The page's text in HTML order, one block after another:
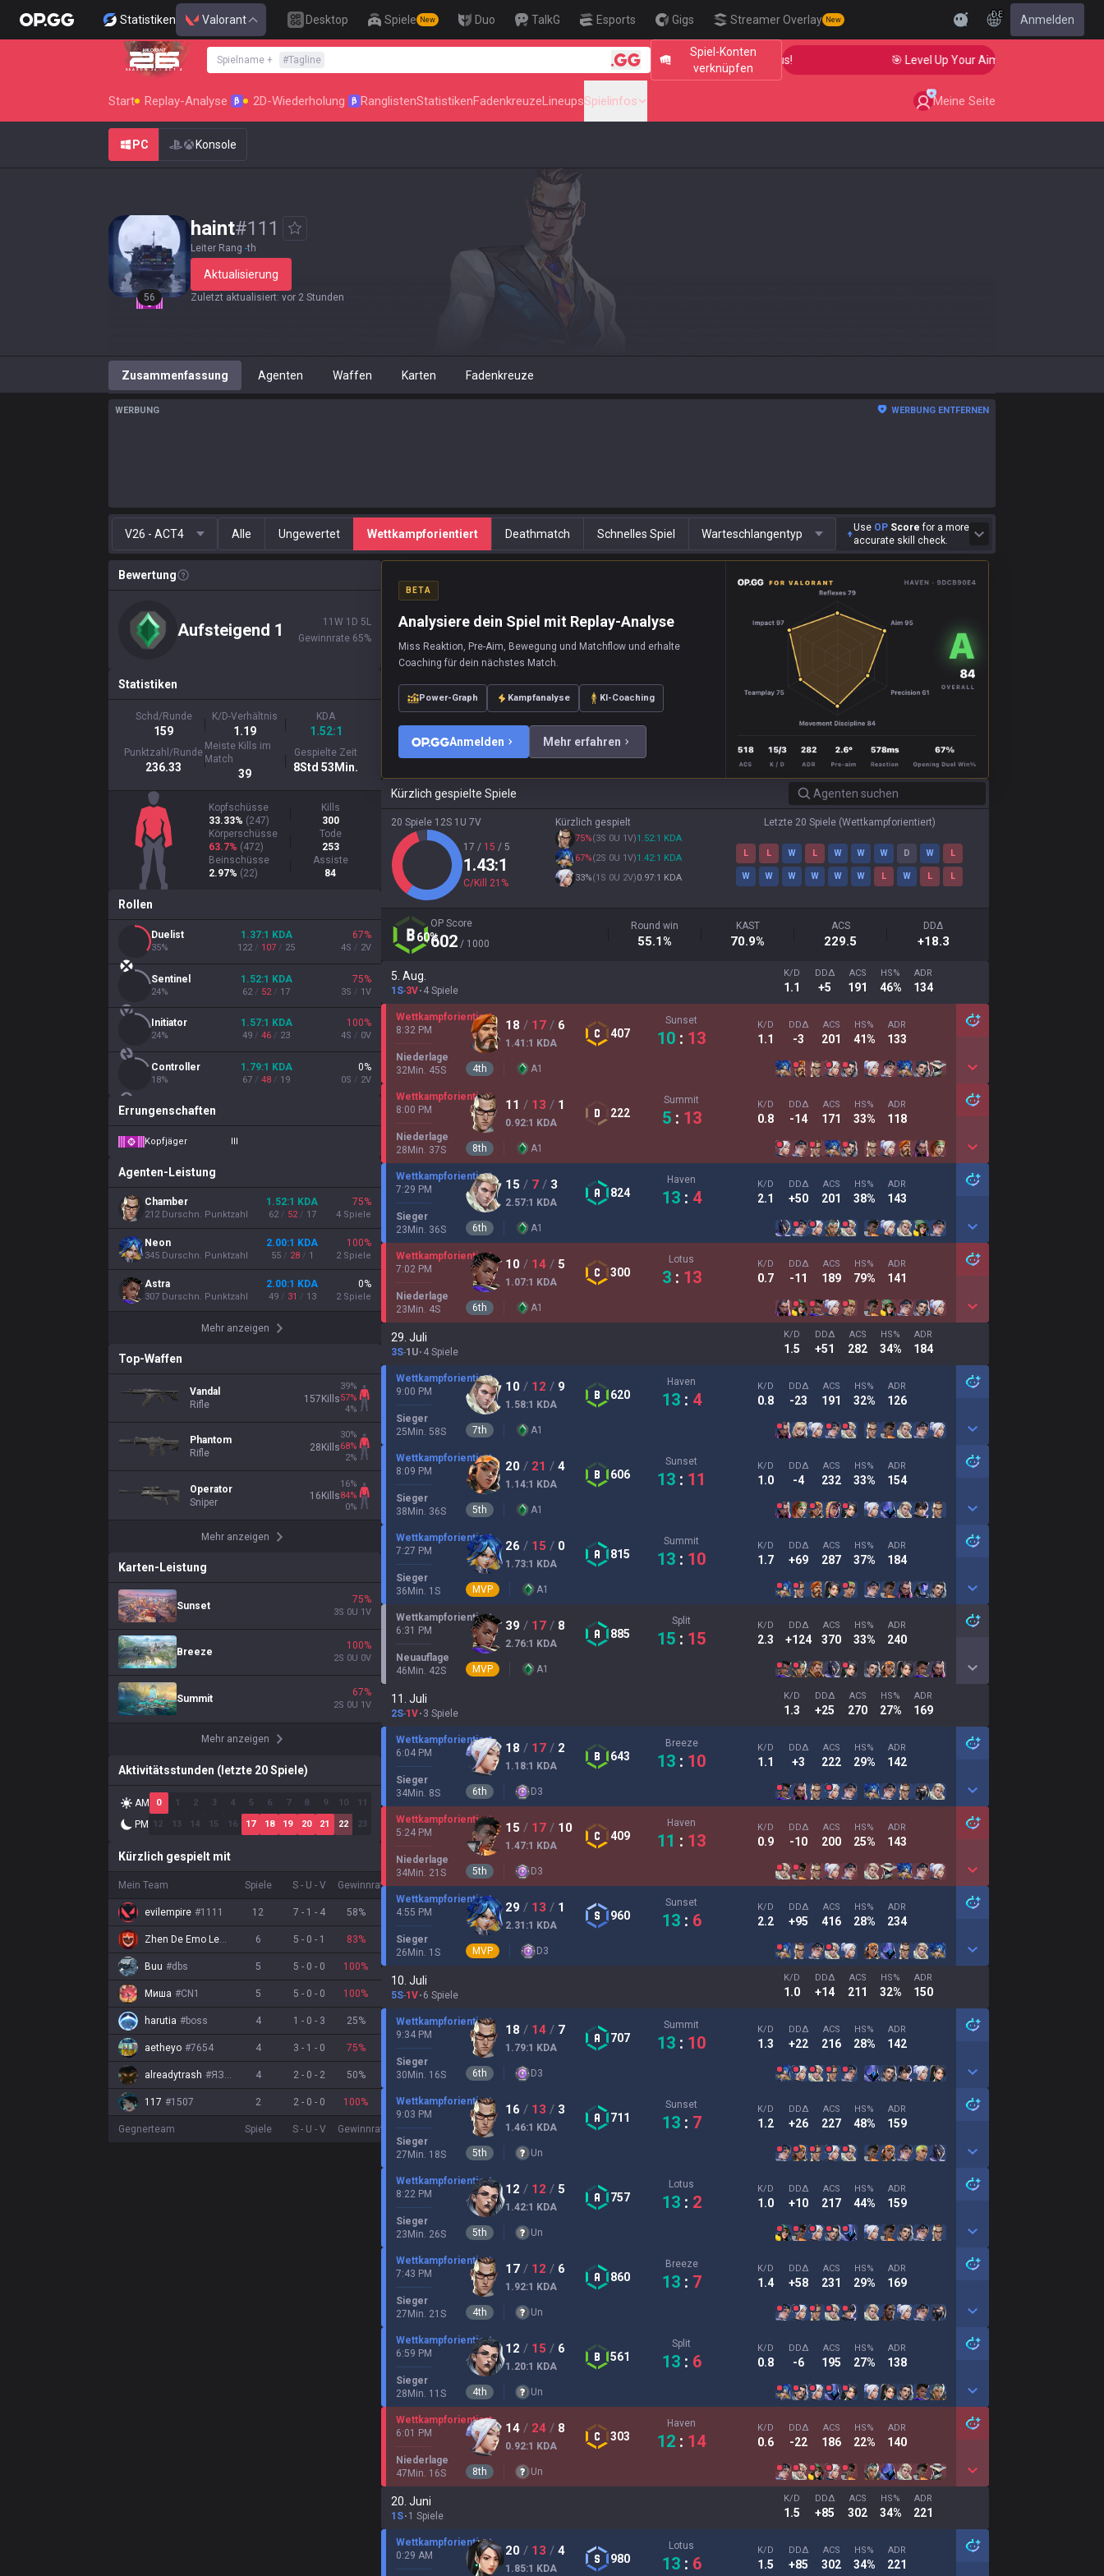
Statistiken Valorant Desktop Spiele New Duo TalkG Esports Gigs Streamer Overlay New
DE Anmelden
SEASON 26 : ACT 4
Spielname + #Tagline
Spiel-Konten
verknüpfen
🎯 Level Up Your Aim to Radiant Status! 🎯 Level Up Your Aim to Radiant Status!
Start Replay-Analyse β 2D-Wiederholung β RanglistenStatistikenFadenkreuzeLineupsSpielinfos Meine Seite
PC Konsole
56
haint#111
Leiter Rang -th
Aktualisierung
Zuletzt aktualisiert: vor 2 Stunden
Zusammenfassung Agenten Waffen Karten Fadenkreuze
WERBUNG WERBUNG ENTFERNEN
V26 - ACT4 Alle Ungewertet Wettkampforientiert Deathmatch Schnelles Spiel Warteschlangentyp Use OP Score for a more
accurate skill check.
Bewertung
Aufsteigend 1 11 W 1 D 5 L
Gewinnrate 65%
Statistiken
Schd/Runde
159
K/D-Verhältnis
1.19
KDA
1.52:1
Punktzahl/Runde
236.33
Meiste Kills im
Match
39
Gespielte Zeit
8Std 53Min.
Kopfschüsse
33.33% (247)
Kills
300
Körperschüsse
63.7% (472)
Tode
253
Beinschüsse
2.97% (22)
Assiste
84
Rollen
Duelist
35%
1.37:1 KDA
122 / 107 / 25
67%
4S / 2V
Sentinel
24%
1.52:1 KDA
62 / 52/ 17
75%
3S / 1V
Initiator
24%
1.57:1 KDA
49 / 46 / 23
100%
4S / 0V
Controller
18%
1.79:1 KDA
67 / 48 / 19
0%
0S / 2V
Errungenschaften
Kopfjäger III
Agenten-Leistung
Chamber
212 Durschn. Punktzahl
1.52:1 KDA
62 / 52/ 17
75%
4 Spiele
Neon
345 Durschn. Punktzahl
2.00:1 KDA
55 / 28/ 1
100%
2 Spiele
Astra
307 Durschn. Punktzahl
2.00:1 KDA
49 / 31 / 13
0%
2 Spiele
Mehr anzeigen
Top-Waffen
Vandal
Rifle
157Kills
39%
57%
4%
Phantom
Rifle
28Kills
30%
68%
2%
Operator
Sniper
16 Kills
16%
84%
0%
Mehr anzeigen
Karten-Leistung
Sunset
75%
3S 0U 1V
Breeze
100%
2S 0U 0V
Summit
67%
2S 0U 1 V
Mehr anzeigen
Aktivitätsstunden (letzte 20 Spiele)
AM 0 1 2 3 4 5 6 7 8 9 10 11
PM 12 13 14 15 16 17 18 19 20 21 22 23
Kürzlich gespielt mit
Mein Team Spiele S- U - V Gewinnrate
evilempire #1111 12 7 - 1 - 4 58%
6 5 - 0 - 1 83%
Buu #dbs 5 5 - 0 - 0 100%
Миша #CN1 5 5 - 0 - 0 100%
harutia #boss 4 1 - 0 - 3 25%
aetheyo #7654 4 3 - 1 - 0 75%
alreadytrash #ЯЗНАЮ 4 2 - 0 - 2 50%
117 #1507 2 2 - 0 - 0 100%
Gegnerteam Spiele S- U - V Gewinnrate
BETA
Analysiere dein Spiel mit Replay-Analyse
Miss Reaktion, Pre-Aim, Bewegung und Matchflow und erhalte
Coaching für dein nächstes Match.
Power-Graph Kampfanalyse KI-Coaching
Anmelden Mehr erfahren
Kürzlich gespielte Spiele
20 Spiele 12S 1U 7V
60%
17 / 15 / 5
1.43:1
C/Kill 21 %
Kürzlich gespielt
75%(3S 0U 1V)1.52:1 KDA
67%(2S 0U 1V)1.42:1 KDA
33%(1S 0U 2V)0.97:1 KDA
Letzte 20 Spiele(Wettkampforientiert)
L L W L W W W D W L
W W W W W W L W L L
OP Score
602 / 1000
Round win
55.1%
KAST
70.9%
ACS
229.5
DDΔ
+18.3
5. Aug.
1S-3V 4 Spiele
K/D
1.1
DDΔ
+5
ACS
191
HS%
46%
ADR
134
Wettkampforientiert
8:32 PM
Niederlage
32Min. 45S
18 / 17 / 6
1.41 :1 KDA
407
Sunset
10 : 13
K/D
1.1
DDΔ
-3
ACS
201
HS%
41%
ADR
133
4th A1
Wettkampforientiert
8:00 PM
Niederlage
28 Min. 37S
11 / 13 / 1
0.92:1 KDA
222
Summit
5 : 13
K/D
0.8
DDΔ
-14
ACS
171
HS%
33%
ADR
118
8th A1
Wettkampforientiert
7:29 PM
Sieger
23 Min. 36S
15 / 7 / 3
2.57:1 KDA
824
Haven
13 : 4
K/D
2.1
DDΔ
+50
ACS
201
HS%
38%
ADR
143
6th A1
Wettkampforientiert
7:02 PM
Niederlage
23 Min. 4S
10 / 14 / 5
1.07:1 KDA
300
Lotus
3 : 13
K/D
0.7
DDΔ
-11
ACS
189
HS%
79%
ADR
141
6th A1
29. Juli
3S-1U 4 Spiele
K/D
1.5
DDΔ
+51
ACS
282
HS%
34%
ADR
184
Wettkampforientiert
9:00 PM
Sieger
25 Min. 58S
10 / 12 / 9
1.58:1 KDA
620
Haven
13 : 4
K/D
0.8
DDΔ
-23
ACS
191
HS%
32%
ADR
126
7th A1
Wettkampforientiert
8:09 PM
Sieger
38 Min. 36S
20 / 21 / 4
1.14:1 KDA
606
Sunset
13 : 11
K/D
1.0
DDΔ
-4
ACS
232
HS%
33%
ADR
154
5th A1
Wettkampforientiert
7:27 PM
Sieger
36 Min. 1 S
26 / 15 / 0
1.73:1 KDA
815
Summit
13 : 10
K/D
1.7
DDΔ
+69
ACS
287
HS%
37%
ADR
184
MVP A1
Wettkampforientiert
6:31 PM
Neuauflage
46 Min. 42S
39 / 17 / 8
2.76:1 KDA
885
Split
15 : 15
K/D
2.3
DDΔ
+124
ACS
370
HS%
33%
ADR
240
MVP A1
11. Juli
2S-1V 3 Spiele
K/D
1.3
DDΔ
+25
ACS
270
HS%
27%
ADR
169
Wettkampforientiert
6:04 PM
Sieger
34Min. 8S
18 / 17 / 2
1.18:1 KDA
643
Breeze
13 : 10
K/D
1.1
DDΔ
+3
ACS
222
HS%
29%
ADR
142
6th D3
Wettkampforientiert
5:24 PM
Niederlage
34Min. 21 S
15 / 17 / 10
1.47:1 KDA
409
Haven
11 : 13
K/D
0.9
DDΔ
-10
ACS
200
HS%
25%
ADR
143
5th D3
Wettkampforientiert
4:55 PM
Sieger
26 Min. 1 S
29 / 13 / 1
2.31 :1 KDA
960
Sunset
13 : 6
K/D
2.2
DDΔ
+95
ACS
416
HS%
28%
ADR
234
MVP D3
10. Juli
5S-1V 6 Spiele
K/D
1.0
DDΔ
+14
ACS
211
HS%
32%
ADR
150
Wettkampforientiert
9:34 PM
Sieger
30 Min. 16S
18 / 14 / 7
1.79:1 KDA
707
Summit
13 : 10
K/D
1.3
DDΔ
+22
ACS
216
HS%
28%
ADR
142
6th D3
Wettkampforientiert
9:03 PM
Sieger
27 Min. 18S
16 / 13 / 3
1.46:1 KDA
711
Sunset
13 : 7
K/D
1.2
DDΔ
+26
ACS
227
HS%
48%
ADR
159
5th Un
Wettkampforientiert
8:22 PM
Sieger
23 Min. 26S
12 / 12 / 5
1.42:1 KDA
757
Lotus
13 : 2
K/D
1.0
DDΔ
+10
ACS
217
HS%
44%
ADR
159
5th Un
Wettkampforientiert
7:43 PM
Sieger
27 Min. 21 S
17 / 12 / 6
1.92:1 KDA
860
Breeze
13 : 7
K/D
1.4
DDΔ
+58
ACS
231
HS%
29%
ADR
169
4th Un
Wettkampforientiert
6:59 PM
Sieger
28 Min. 11 S
12 / 15 / 6
1.20:1 KDA
561
Split
13 : 6
K/D
0.8
DDΔ
-6
ACS
195
HS%
27%
ADR
138
4th Un
Wettkampforientiert
6:01 PM
Niederlage
47 Min. 16S
14 / 24 / 8
0.92:1 KDA
303
Haven
12 : 14
K/D
0.6
DDΔ
-22
ACS
186
HS%
22%
ADR
140
8th Un
20. Juni
1S 1 Spiele
K/D
1.5
DDΔ
+85
ACS
302
HS%
34%
ADR
221
Wettkampforientiert
0:29 AM
20 / 13 / 4
1.85:1 KDA
980
Lotus
13 : 6
K/D
1.5
DDΔ
+85
ACS
302
HS%
34%
ADR
221